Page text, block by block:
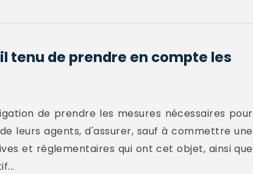
de prendre en compte les
de prendre les mesures nécessaires pour
leurs agents, d'assurer, sauf à commettre une
et réglementaires qui ont cet objet, ainsi que